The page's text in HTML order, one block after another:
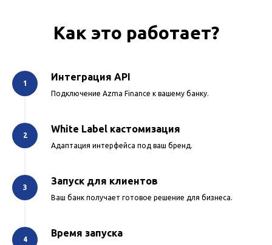
Как это работает?
Интеграция API
Подключение Azma Finance к вашему банку.
White Label кастомизация
Адаптация интерфейса под ваш бренд.
Запуск для клиентов
Ваш банк получает готовое решение для бизнеса.
Время запуска